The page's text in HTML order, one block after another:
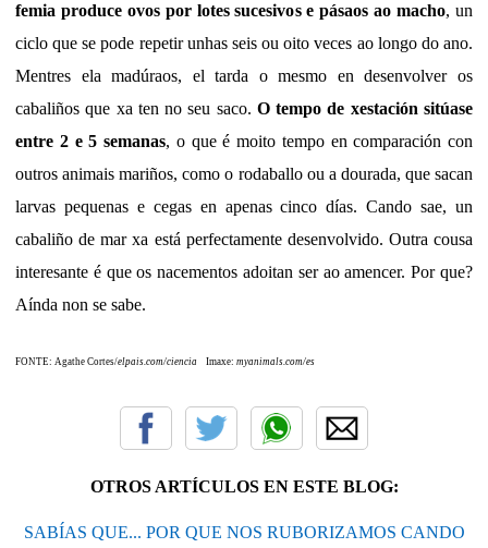
femia produce ovos por lotes sucesivos e pásaos ao macho, un
ciclo que se pode repetir unhas seis ou oito veces ao longo do ano.
Mentres ela madúraos, el tarda o mesmo en desenvolver os
cabaliños que xa ten no seu saco. O tempo de xestación sitúase
entre 2 e 5 semanas, o que é moito tempo en comparación con
outros animais mariños, como o rodaballo ou a dourada, que sacan
larvas pequenas e cegas en apenas cinco días. Cando sae, un
cabaliño de mar xa está perfectamente desenvolvido. Outra cousa
interesante é que os nacementos adoitan ser ao amencer. Por que?
Aínda non se sabe.
FONTE: Agathe Cortes/elpais.com/ciencia Imaxe: myanimals.com/es
OTROS ARTÍCULOS EN ESTE BLOG:
SABÍAS QUE... POR QUE NOS RUBORIZAMOS CANDO